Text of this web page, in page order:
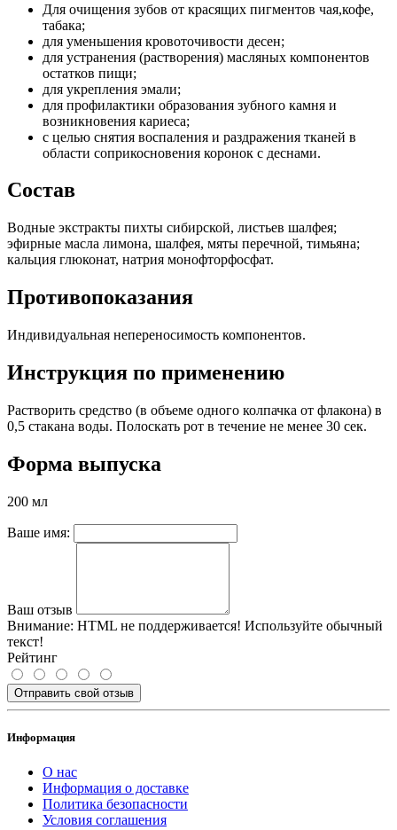
Для очищения зубов от красящих пигментов чая,кофе,
табака;
для уменьшения кровоточивости десен;
для устранения (растворения) масляных компонентов
остатков пищи;
для укрепления эмали;
для профилактики образования зубного камня и
возникновения кариеса;
с целью снятия воспаления и раздражения тканей в
области соприкосновения коронок с деснами.
Состав
Водные экстракты пихты сибирской, листьев шалфея;
эфирные масла лимона, шалфея, мяты перечной, тимьяна;
кальция глюконат, натрия монофторфосфат.
Противопоказания
Индивидуальная непереносимость компонентов.
Инструкция по применению
Растворить средство (в объеме одного колпачка от флакона) в
0,5 стакана воды. Полоскать рот в течение не менее 30 сек.
Форма выпуска
200 мл
Ваше имя:
Ваш отзыв
Внимание: HTML не поддерживается! Используйте обычный
текст!
Рейтинг
Отправить свой отзыв
Информация
О нас
Информация о доставке
Политика безопасности
Условия соглашения